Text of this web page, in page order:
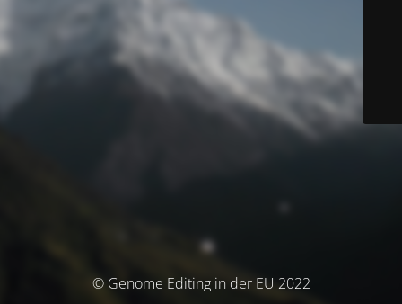
© Genome Editing in der EU 2022